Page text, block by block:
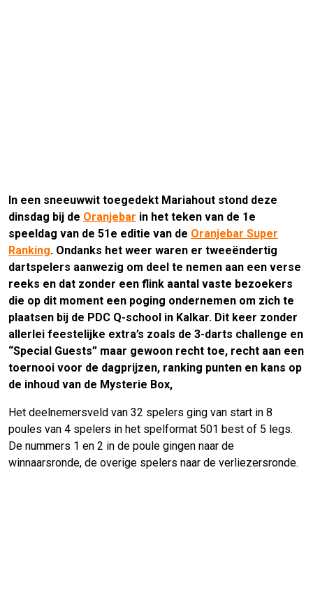
In een sneeuwwit toegedekt Mariahout stond deze
dinsdag bij de Oranjebar in het teken van de 1e
speeldag van de 51e editie van de Oranjebar Super
Ranking. Ondanks het weer waren er tweeëndertig
dartspelers aanwezig om deel te nemen aan een verse
reeks en dat zonder een flink aantal vaste bezoekers
die op dit moment een poging ondernemen om zich te
plaatsen bij de PDC Q-school in Kalkar. Dit keer zonder
allerlei feestelijke extra’s zoals de 3-darts challenge en
“Special Guests” maar gewoon recht toe, recht aan een
toernooi voor de dagprijzen, ranking punten en kans op
de inhoud van de Mysterie Box,
Het deelnemersveld van 32 spelers ging van start in 8
poules van 4 spelers in het spelformat 501 best of 5 legs.
De nummers 1 en 2 in de poule gingen naar de
winnaarsronde, de overige spelers naar de verliezersronde.